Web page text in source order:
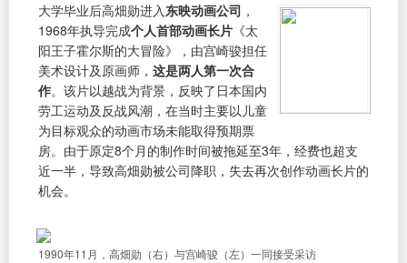
大学毕业后高畑勋进入东映动画公司 ，
1968年执导完成个人首部动画长片 《太
阳王子霍尔斯的大冒险》，由宫崎骏担任
美术设计及原画师， 这是两人第一次合
作。该片以越战为背景，反映了日本国内
劳工运动及反战风潮，在当时主要以儿童
为目标观众的动画市场未能取得预期票
房。由于原定8个月的制作时间被拖延至3年，经费也超支
近一半，导致高畑勋被公司降职，失去再次创作动画长片的
机会。
1990年11月，高畑勋（右）与宫崎骏（左）一同接受采访